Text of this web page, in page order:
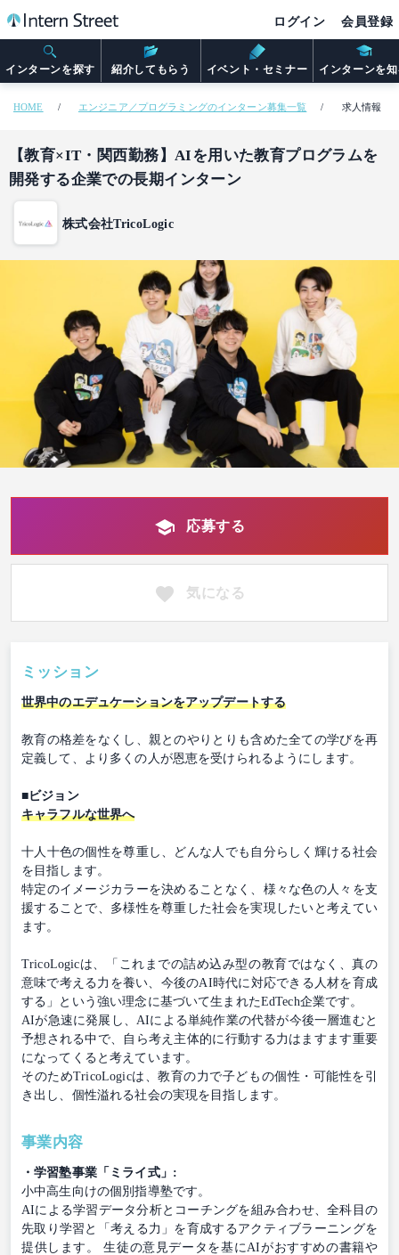
インターンを探す 紹介してもらう イベント・セミナー インターンを
ログイン 会員登録
HOME エンジニア／プログラミングのインターン募集一覧 求人情報
【教育×IT・関西勤務】AIを用いた教育プログラムを
開発する企業での長期インターン
株式会社TricoLogic
応募する
気になる
ミッション
世界中のエデュケーションをアップデートする
教育の格差をなくし、親とのやりとりも含めた全ての学びを再
定義して、より多くの人が恩恵を受けられるようにします。
■ビジョン
キャラフルな世界へ
十人十色の個性を尊重し、どんな人でも自分らしく輝ける社会
を目指します。
特定のイメージカラーを決めることなく、様々な色の人々を支
援することで、多様性を尊重した社会を実現したいと考えてい
ます。
TricoLogicは、「これまでの詰め込み型の教育ではなく、真の
意味で考える力を養い、今後のAI時代に対応できる人材を育成
する」という強い理念に基づいて生まれたEdTech企業です。
AIが急速に発展し、AIによる単純作業の代替が今後一層進むと
予想される中で、自ら考え主体的に行動する力はますます重要
になってくると考えています。
そのためTricoLogicは、教育の力で子どもの個性・可能性を引
き出し、個性溢れる社会の実現を目指します。
事業内容
・学習塾事業「ミライ式」:
小中高生向けの個別指導塾です。
AIによる学習データ分析とコーチングを組み合わせ、全科目の
先取り学習と「考える力」を育成するアクティブラーニングを
提供します。 生徒の意見データを基にAIがおすすめの書籍や